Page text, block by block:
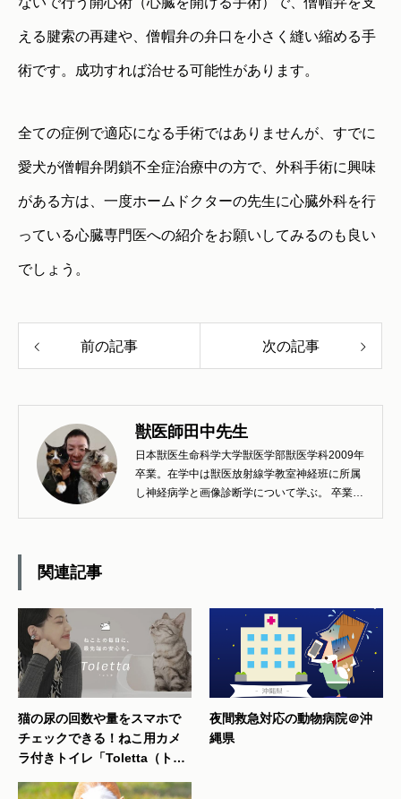
える腱索の再建や、僧帽弁の弁口を小さく縫い縮める手
術です。成功すれば治せる可能性があります。
全ての症例で適応になる手術ではありませんが、すでに
愛犬が僧帽弁閉鎖不全症治療中の方で、外科手術に興味
がある方は、一度ホームドクターの先生に心臓外科を行
っている心臓専門医への紹介をお願いしてみるのも良い
でしょう。
前の記事 次の記事
獣医師田中先生
日本獣医生命科学大学獣医学部獣医学科2009年
卒業。在学中は獣医放射線学教室神経班に所属
し神経病学と画像診断学について学ぶ。 卒業
とその家族が最良の選択が出来るよう、常に一
流のジェネラリストに近づけるよう日々勉強
中。 趣味は釣り、筋トレ、石集め、滝巡り。私
生活では一児の父、4匹の猫と賑やかに暮らし
ている。
関連記事
猫の尿の回数や量をスマホで
チェックできる！ねこ用カメ
ラ付きトイレ「Toletta（トレ
夜間救急対応の動物病院＠沖
縄県